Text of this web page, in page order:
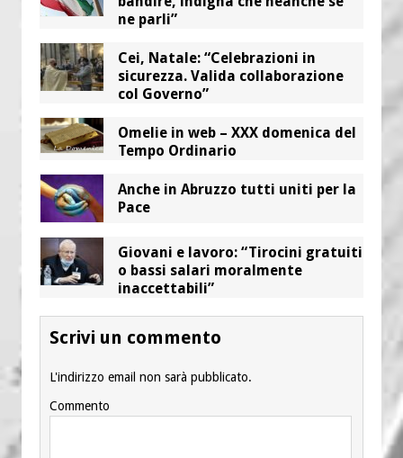
ne parli”
Cei, Natale: “Celebrazioni in
sicurezza. Valida collaborazione
col Governo”
Omelie in web – XXX domenica del
Tempo Ordinario
Anche in Abruzzo tutti uniti per la
Pace
Giovani e lavoro: “Tirocini gratuiti
o bassi salari moralmente
inaccettabili”
Scrivi un commento
L'indirizzo email non sarà pubblicato.
Commento